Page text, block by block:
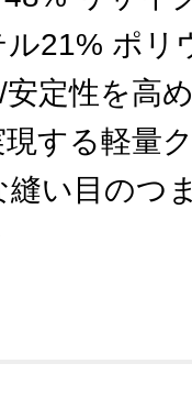
21% ポリ
安定性を高
する軽量
縫い目のつ